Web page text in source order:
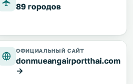
89 городов
ОФИЦИАЛЬНЫЙ САЙТ
donmueangairportthai.com
→